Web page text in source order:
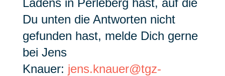
Ladens in Perleberg hast, auf die
Du unten die Antworten nicht
gefunden hast, melde Dich gerne
bei Jens
Knauer: jens.knauer@tgz-